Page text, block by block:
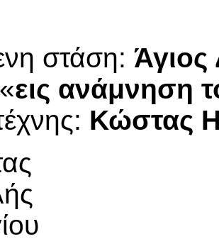
στάση:Άγιος
εις ανάμνηση
Κώστας